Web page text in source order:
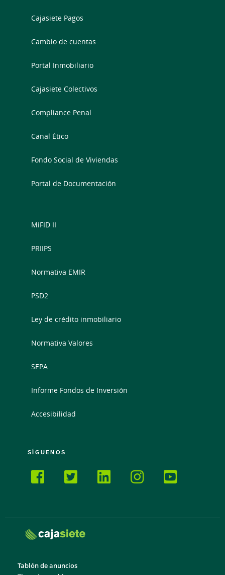
Cajasiete Pagos
Cambio de cuentas
Portal Inmobiliario
Cajasiete Colectivos
Compliance Penal
Canal Ético
Fondo Social de Viviendas
Portal de Documentación
MiFID II
PRIIPS
Normativa EMIR
PSD2
Ley de crédito inmobiliario
Normativa Valores
SEPA
Informe Fondos de Inversión
Accesibilidad
SÍGUENOS
Tablón de anuncios